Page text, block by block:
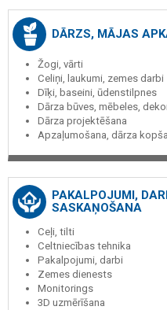
DĀRZS, MĀJAS
Žogi, vārti
Celiņi, laukumi, zemes darbi
Dīķi, baseini, ūdenstilpnes
Dārza būves, mēbeles,
Dārza projektēšana
Apzaļumošana, dārza
PAKALPOJUMI,
SASKAŅOŠANA
Ceļi, tilti
Celtniecības tehnika
Pakalpojumi, darbi
Zemes dienests
Monitorings
3D uzmērīšana